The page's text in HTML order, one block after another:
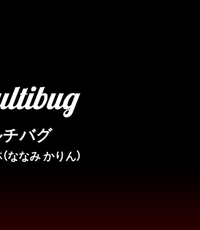
バグ
ななみ かりん）